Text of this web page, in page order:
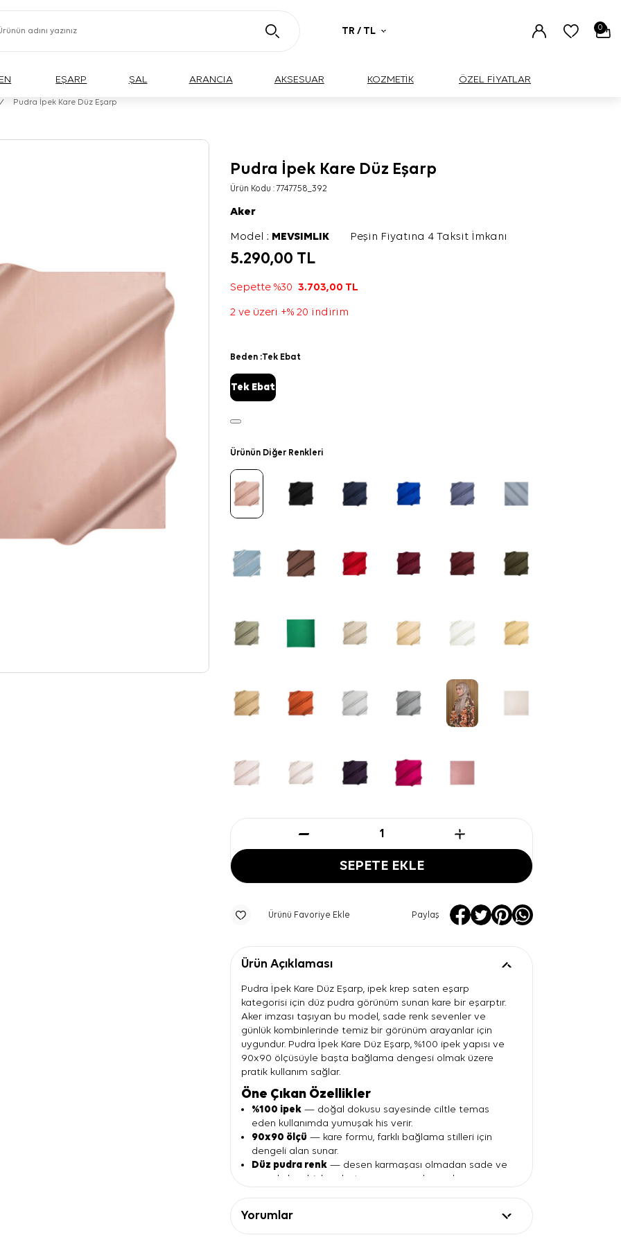
TR / TL 0
EŞARP ŞAL ARANCIA AKSESUAR KOZMETİK ÖZEL FİYATLAR
/ Pudra İpek Kare Düz Eşarp
Pudra İpek Kare Düz Eşarp
Ürün Kodu :7747758_392
Aker
Model : MEVSIMLIK Peşin Fiyatına 4 Taksit İmkanı
5.290,00 TL
Sepette %303.703,00 TL
2 ve üzeri +% 20 indirim
Beden :Tek Ebat
Tek Ebat
Ürünün Diğer Renkleri
SEPETE EKLE
Ürünü Favoriye Ekle Paylaş
Ürün Açıklaması
Pudra İpek Kare Düz Eşarp, ipek krep saten eşarp
kategorisi için düz pudra görünüm sunan kare bir eşarptır.
Aker imzası taşıyan bu model, sade renk sevenler ve
günlük kombinlerinde temiz bir görünüm arayanlar için
uygundur. Pudra İpek Kare Düz Eşarp, %100 ipek yapısı ve
90x90 ölçüsüyle başta bağlama dengesi olmak üzere
pratik kullanım sağlar.
Öne Çıkan Özellikler
%100 ipek — doğal dokusu sayesinde ciltle temas
eden kullanımda yumuşak his verir.
90x90 ölçü — kare formu, farklı bağlama stilleri için
dengeli alan sunar.
Düz pudra renk — desen karmaşası olmadan sade ve
uyumlu kombinler oluşturmanıza yardımcı olur.
Kare form
Yorumlar